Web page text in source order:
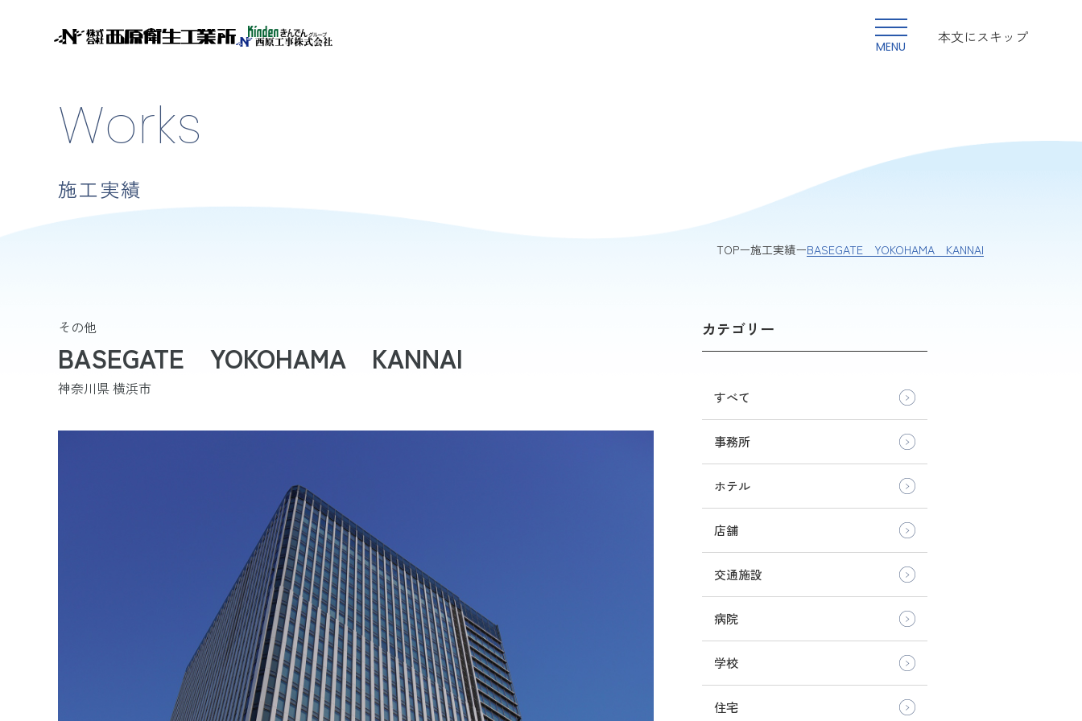
MENU
本文にスキップ
Works
施工実績
TOP 施工実績 BASEGATE YOKOHAMA KANNAI
その他
BASEGATE YOKOHAMA KANNAI
神奈川県 横浜市
カテゴリー
すべて
事務所
ホテル
店舗
交通施設
病院
学校
住宅